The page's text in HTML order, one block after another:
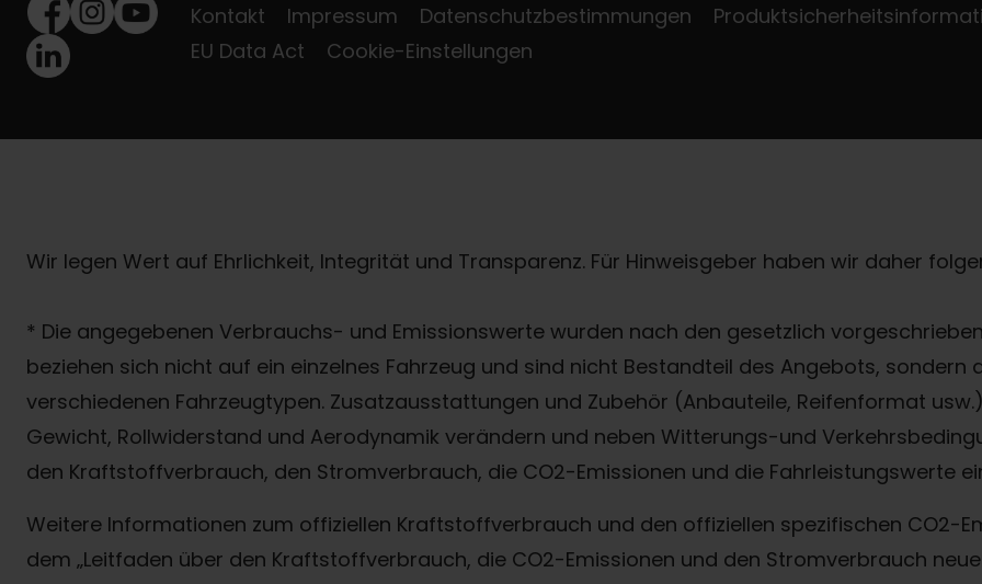
Facebook
Instagram
Youtube
LinkedIn
Kontakt Impressum Datenschutzbestimmungen
EU Data Act
Cookie-Einstellungen
Wir legen Wert auf Ehrlichkeit, Integrität und Transparenz. Für Hinweisgeber haben wir daher
* Die angegebenen Verbrauchs- und Emissionswerte wurden nach den gesetzlich
beziehen sich nicht auf ein einzelnes Fahrzeug und sind nicht Bestandteil des Angebots, sondern
verschiedenen Fahrzeugtypen. Zusatzausstattungen und Zubehör (Anbauteile, Reifenformat
Gewicht, Rollwiderstand und Aerodynamik verändern und neben Witterungs-und
den Kraftstoffverbrauch, den Stromverbrauch, die CO2-Emissionen und die Fahrleistungswerte
Weitere Informationen zum offiziellen Kraftstoffverbrauch und den offiziellen spezifischen CO2-
dem „Leitfaden über den Kraftstoffverbrauch, die CO2-Emissionen und den Stromverbrauch